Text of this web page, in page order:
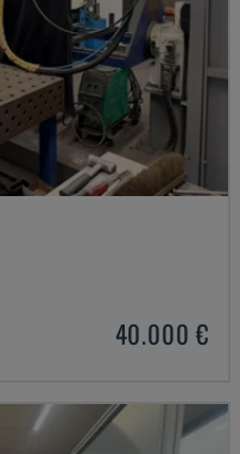
40.000 €